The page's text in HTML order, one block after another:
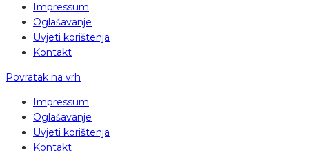
Impressum
Oglašavanje
Uvjeti korištenja
Kontakt
Povratak na vrh
Impressum
Oglašavanje
Uvjeti korištenja
Kontakt